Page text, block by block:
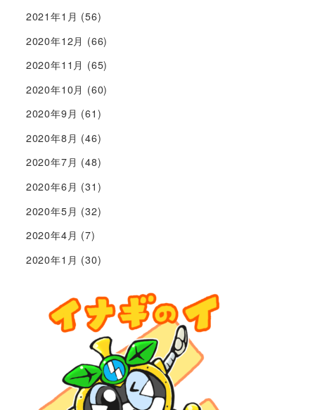
2021年1月 (56)
2020年12月 (66)
2020年11月 (65)
2020年10月 (60)
2020年9月 (61)
2020年8月 (46)
2020年7月 (48)
2020年6月 (31)
2020年5月 (32)
2020年4月 (7)
2020年1月 (30)